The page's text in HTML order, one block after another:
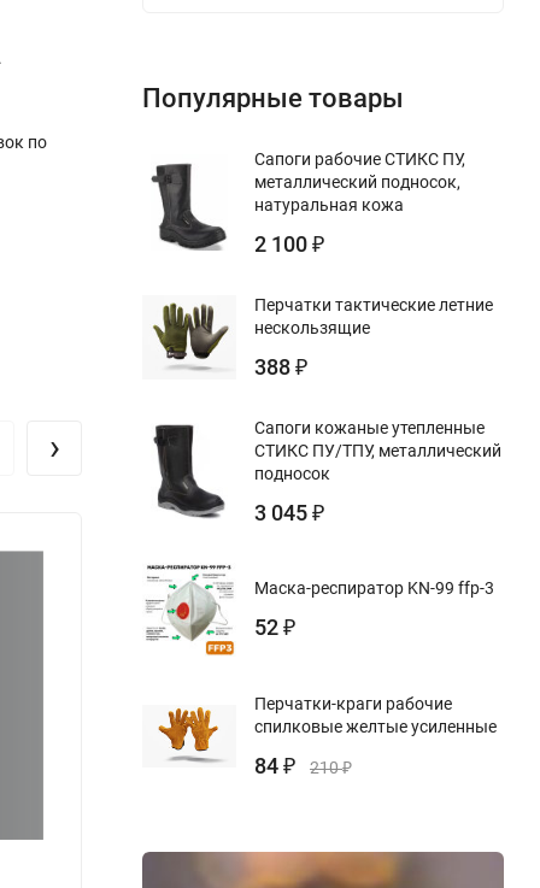
по
›
Популярные товары
Сапоги рабочие СТИКС ПУ,
металлический подносок,
натуральная кожа
2 100 ₽
Перчатки тактические летние
нескользящие
388 ₽
Сапоги кожаные утепленные
СТИКС ПУ/ТПУ, металлический
подносок
3 045 ₽
Маска-респиратор KN-99 ffp-3
52 ₽
Перчатки-краги рабочие
спилковые желтые усиленные
84 ₽ 210₽